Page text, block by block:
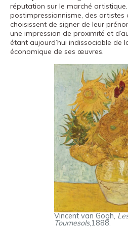
réputation sur le marché
postimpressionnisme, des artistes
choisissent de signer de leur
une impression de proximité et
étant aujourd’hui indissociable de
économique de ses œuvres.
Vincent van Gogh,
Tournesols,1888.